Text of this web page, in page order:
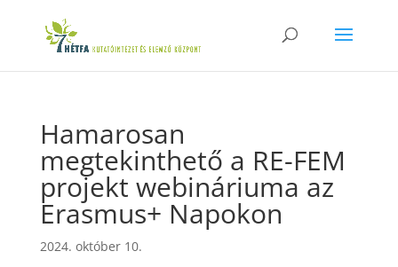
Hamarosan
megtekinthető a RE-FEM
projekt webináriuma az
Erasmus+ Napokon
2024. október 10.